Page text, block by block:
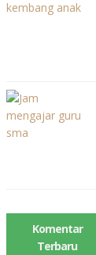
Komentar
Terbaru